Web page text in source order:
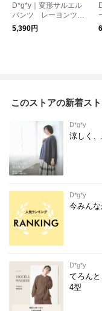
D*g*y｜変形サルエル
パンツ レーヨンツイ
ル D3149
5,390円
このストアの新着ス
D*g*y
涼しく
D*g*y
今みん
D*g*y
てろん
4型